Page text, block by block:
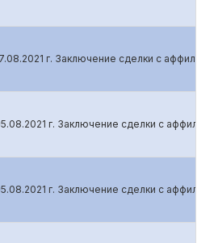
г. Заключение сделки с
г. Заключение сделки с
г. Заключение сделки с